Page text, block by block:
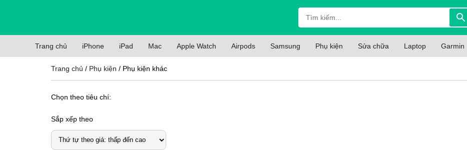
Trang chủ iPhone iPad Mac Apple Watch Airpods Samsung Phụ kiện Sửa chữa Laptop Garmin
Trang chủ / Phụ kiện / Phụ kiện khác
Chọn theo tiêu chí:
Sắp xếp theo